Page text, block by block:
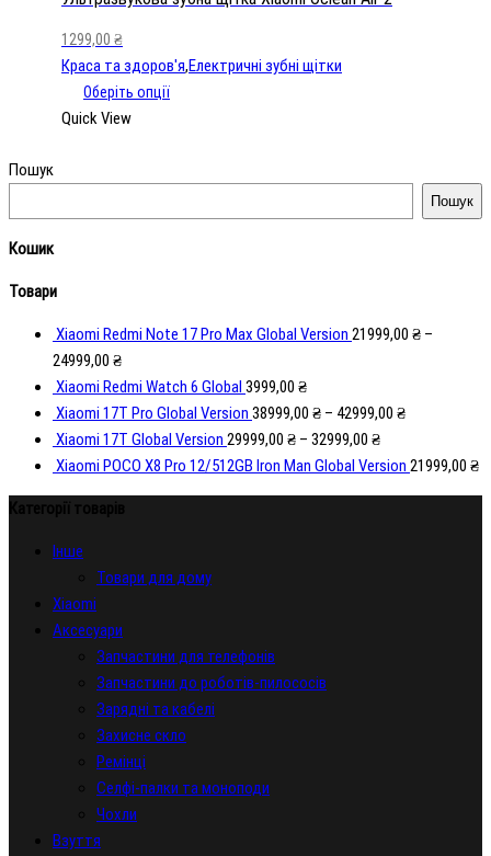
1299,00 ₴
Краса та здоров'я,Електричні зубні щітки
Оберіть опції
Quick View
Пошук
Пошук
Кошик
Товари
Xiaomi Redmi Note 17 Pro Max Global Version 21999,00 ₴ –
24999,00 ₴
Xiaomi Redmi Watch 6 Global 3999,00 ₴
Xiaomi 17T Pro Global Version 38999,00 ₴ – 42999,00 ₴
Xiaomi 17T Global Version 29999,00 ₴ – 32999,00 ₴
Xiaomi POCO X8 Pro 12/512GB Iron Man Global Version 21999,00 ₴
Категорії товарів
Iнше
Товари для дому
Xiaomi
Аксесуари
Запчастини для телефонів
Запчастини до роботів-пилососів
Зарядні та кабелі
Захисне скло
Ремінці
Селфі-палки та моноподи
Чохли
Взуття